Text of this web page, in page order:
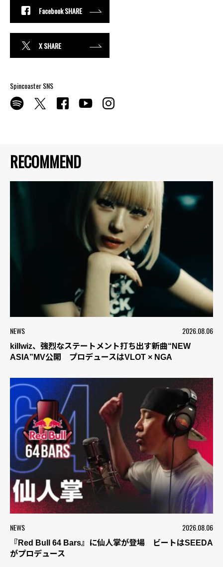
RECOMMEND
NEWS 2026.08.06
killwiz、強烈なステートメント打ち出す新曲“NEW
ASIA”MV公開 プロデュースはVLOT × NGA
NEWS 2026.08.06
『Red Bull 64 Bars』に仙人掌が登場 ビートはSEEDA
がプロデュース
Facebook SHARE
X SHARE
Spincoaster SNS